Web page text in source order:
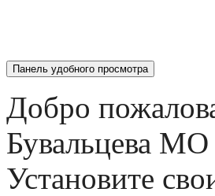
Панель удобного просмотра
Добро
Бувальцева
Установите